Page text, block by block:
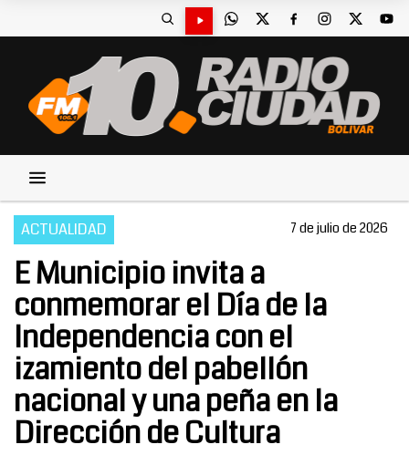
ACTUALIDAD 7 de julio de 2026
E Municipio invita a
conmemorar el Día de la
Independencia con el
izamiento del pabellón
nacional y una peña en la
Dirección de Cultura